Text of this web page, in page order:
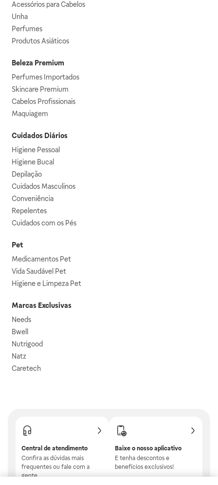
Acessórios para Cabelos
Unha
Perfumes
Produtos Asiáticos
Beleza Premium
Perfumes Importados
Skincare Premium
Cabelos Profissionais
Maquiagem
Cuidados Diários
Higiene Pessoal
Higiene Bucal
Depilação
Cuidados Masculinos
Conveniência
Repelentes
Cuidados com os Pés
Pet
Medicamentos Pet
Vida Saudável Pet
Higiene e Limpeza Pet
Marcas Exclusivas
Needs
Bwell
Nutrigood
Natz
Caretech
Central de atendimento
Confira as dúvidas mais
frequentes ou fale com a
gente.
Baixe o nosso aplicativo
E tenha descontos e
benefícios exclusivos!